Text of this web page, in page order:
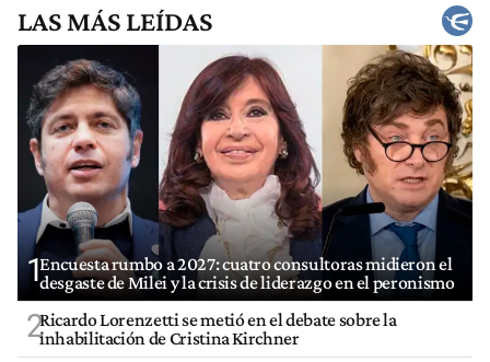
LAS MÁS LEÍDAS
1Encuesta rumbo a 2027: cuatro consultoras midieron el
desgaste de Milei y la crisis de liderazgo en el peronismo
2Ricardo Lorenzetti se metió en el debate sobre la
inhabilitación de Cristina Kirchner